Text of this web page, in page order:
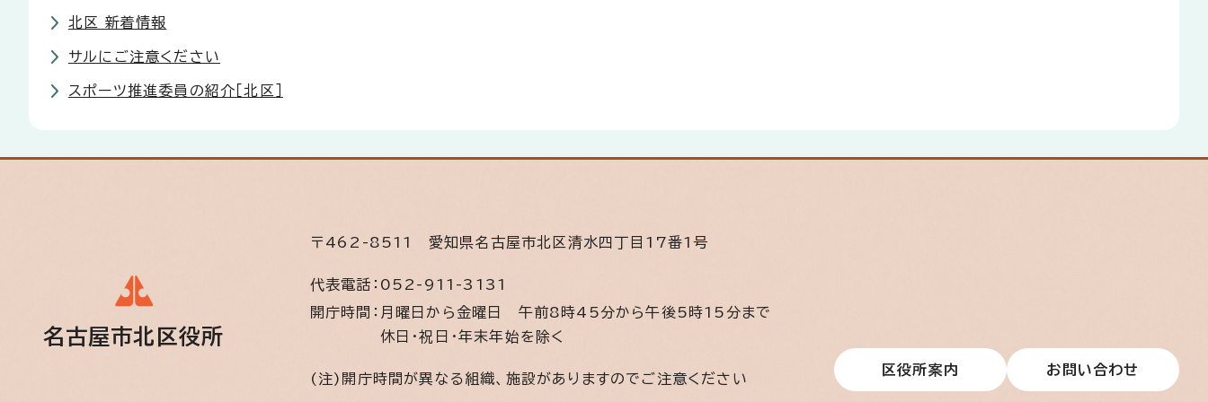
北区 新着情報
サルにご注意ください
スポーツ推進委員の紹介［北区］
名古屋市北区役所
〒462-8511 愛知県名古屋市北区清水四丁目17番1号
代表電話： 052-911-3131
開庁時間： 月曜日から金曜日 午前8時45分から午後5時15分まで
休日・祝日・年末年始を除く
(注)開庁時間が異なる組織、施設がありますのでご注意ください
区役所案内 お問い合わせ